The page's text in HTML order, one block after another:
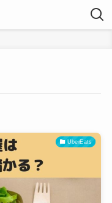
UberEats